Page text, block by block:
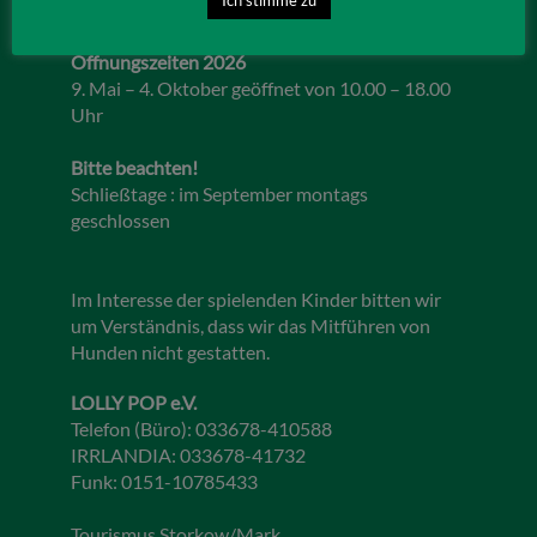
Öffnungszeiten 2026
9. Mai – 4. Oktober geöffnet von 10.00 – 18.00
Uhr
Bitte beachten!
Schließtage : im September montags
geschlossen
Im Interesse der spielenden Kinder bitten wir
um Verständnis, dass wir das Mitführen von
Hunden nicht gestatten.
LOLLY POP e.V.
Telefon (Büro): 033678-410588
IRRLANDIA: 033678-41732
Funk: 0151-10785433